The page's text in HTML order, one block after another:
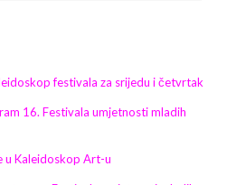
festivala za srijedu i četvrtak
16. Festivala umjetnosti mladih
u Kaleidoskop Art-u